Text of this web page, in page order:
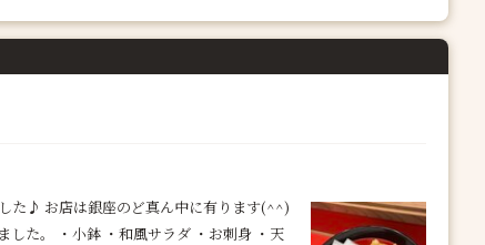
た♪ お店は銀座のど真ん中に有ります(^^)
した。 ・小鉢 ・和風サラダ ・お刺身 ・天